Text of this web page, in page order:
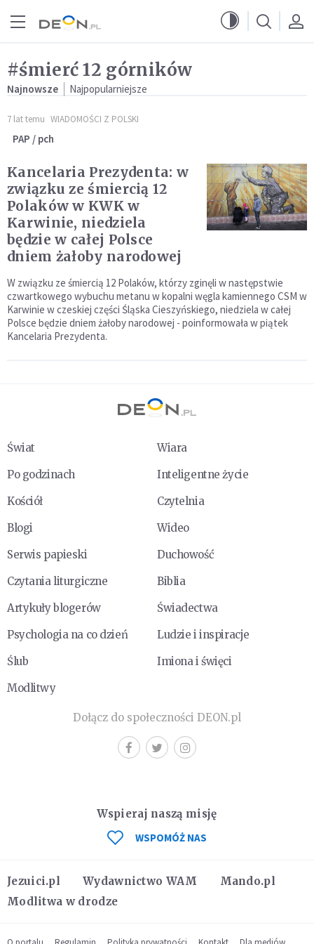
#śmierć 12 górników
Najnowsze Najpopularniejsze
7 lat temu WIADOMOŚCI Z POLSKI
PAP / pch
Kancelaria Prezydenta: w
związku ze śmiercią 12
Polaków w KWK w
Karwinie, niedziela
będzie w całej Polsce
dniem żałoby narodowej
W związku ze śmiercią 12 Polaków, którzy zginęli w następstwie
czwartkowego wybuchu metanu w kopalni węgla kamiennego CSM w
Karwinie w czeskiej części Śląska Cieszyńskiego, niedziela w całej
Polsce będzie dniem żałoby narodowej - poinformowała w piątek
Kancelaria Prezydenta.
Świat
Wiara
Po godzinach
Inteligentne życie
Kościół
Czytelnia
Blogi
Wideo
Serwis papieski
Duchowość
Czytania liturgiczne
Biblia
Artykuły blogerów
Świadectwa
Psychologia na co dzień
Ludzie i inspiracje
Ślub
Imiona i święci
Modlitwy
Dołącz do społeczności DEON.pl
Jezuici.pl Wydawnictwo WAM
Mando.pl
Modlitwa w drodze
Wspieraj naszą misję
WSPOMÓŻ NAS